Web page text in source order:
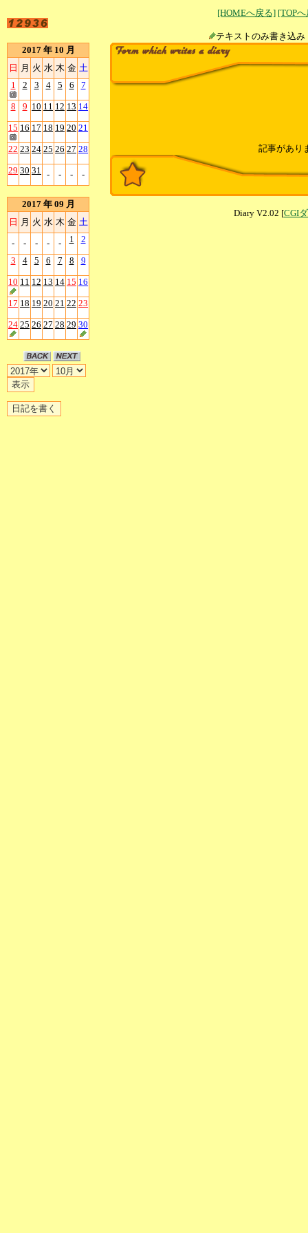
[HOMEへ戻る] [TOP
テキストのみ書
2017 年 10 月
日 月 火 水 木 金 土
1
2 3 4 5 6 7
8 9 10 11 12 13 14
15 16 17 18 19 20 21
22 23 24 25 26 27 28
29 30 31 - - - -
2017 年 09 月
日 月 火 水 木 金 土
- - - - - 1 2
3 4 5 6 7 8 9
10 11 12 13 14 15 16
17 18 19 20 21 22 23
24 25 26 27 28 29 30
記事があり
Diary V2.02 [CGI